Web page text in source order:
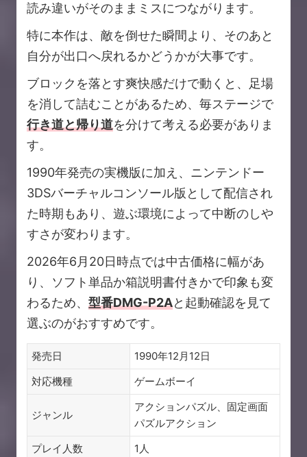
読み違いがそのままミスにつながります。
特に本作は、敵を倒せた瞬間より、そのあと
自分が出口へ戻れるかどうかが大事です。
ブロックを落とす爽快感だけで動くと、足場
を消して詰むことがあるため、毎ステージで
行き道と帰り道を分けて考える必要がありま
す。
1990年発売の実機版に加え、ニンテンドー
3DSバーチャルコンソール版として配信され
た時期もあり、遊ぶ環境によって中断のしや
すさが変わります。
2026年6月20日時点では中古価格に幅があ
り、ソフト単品か箱説明書付きかで印象も変
わるため、 型番DMG-P2Aと起動確認を見て
選ぶのがおすすめです。
発売日
1990年12月12日
対応機種
ゲームボーイ
ジャンル
アクションパズル、固定画面
パズルアクション
プレイ人数
1人